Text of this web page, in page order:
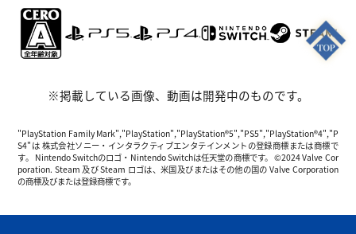
※掲載している画像、動画は開発中のものです。
"PlayStation Family Mark","PlayStation","PlayStation®5","PS5","PlayStation®4","P
S4"は 株式会社ソニー・インタラクティブエンタテインメントの登録商標または商標で
す。 Nintendo Switchのロゴ・Nintendo Switchは任天堂の商標です。 ©2024 Valve Cor
poration. Steam 及び Steam ロゴは、米国及びまたはその他の国の Valve Corporation
の商標及びまたは登録商標です。